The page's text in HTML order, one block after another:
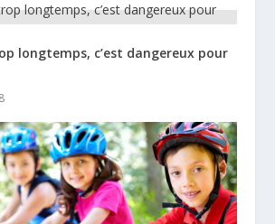
longtemps, c’est dangereux pour